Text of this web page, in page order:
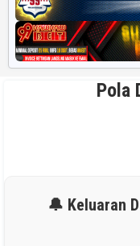
Pola
🔔 Keluaran